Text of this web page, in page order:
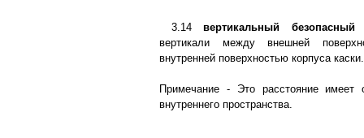
3.14вертикальный безопасный
вертикали между внешней
внутренней поверхностью корпуса каски.
Примечание - Это расстояние имеет
внутреннего пространства.